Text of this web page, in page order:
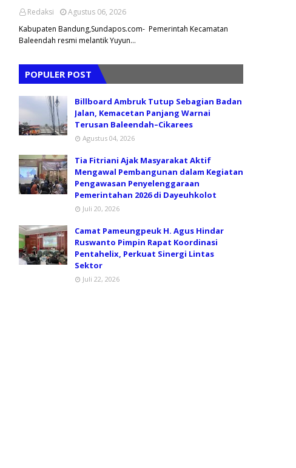
Redaksi
Agustus 06, 2026
Kabupaten Bandung,Sundapos.com- Pemerintah Kecamatan
Baleendah resmi melantik Yuyun…
POPULER POST
Billboard Ambruk Tutup Sebagian Badan
Jalan, Kemacetan Panjang Warnai
Terusan Baleendah–Cikarees
Agustus 04, 2026
Tia Fitriani Ajak Masyarakat Aktif
Mengawal Pembangunan dalam Kegiatan
Pengawasan Penyelenggaraan
Pemerintahan 2026 di Dayeuhkolot
Juli 20, 2026
Camat Pameungpeuk H. Agus Hindar
Ruswanto Pimpin Rapat Koordinasi
Pentahelix, Perkuat Sinergi Lintas
Sektor
Juli 22, 2026